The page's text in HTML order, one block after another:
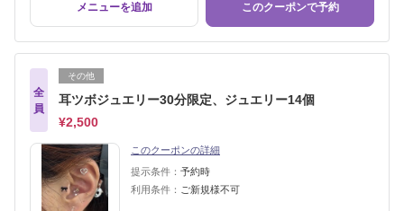
メニューを追加 このクーポンで予約
全
員
その他
耳ツボジュエリー30分限定、ジュエリー14個
¥2,500
このクーポンの詳細
提示条件： 予約時
利用条件： ご新規様不可